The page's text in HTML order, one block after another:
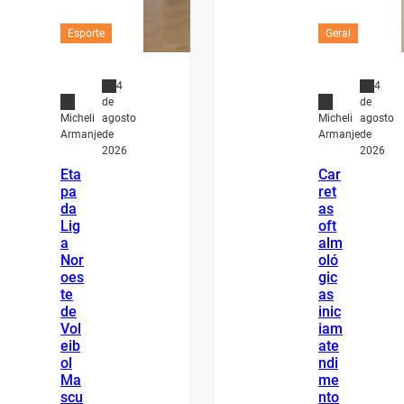
Esporte
Micheli
Armanje
4
de
agosto
de
2026
Eta
pa
da
Lig
a
Nor
oes
te
de
Vol
eib
ol
Ma
scu
Geral
Micheli
Armanje
4
de
agosto
de
2026
Car
ret
as
oft
alm
oló
gic
as
inic
iam
ate
ndi
me
nto